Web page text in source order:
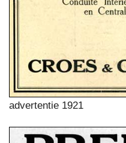
advertentie 1921